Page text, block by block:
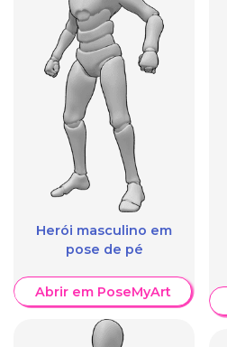
Herói masculino em
pose de pé
Abrir em PoseMyArt